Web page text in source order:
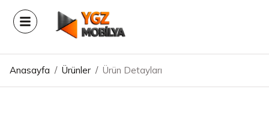
Anasayfa / Ürünler / Ürün Detayları